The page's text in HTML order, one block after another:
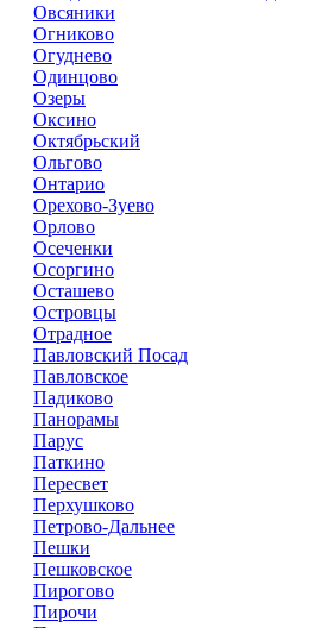
Овсяники
Огниково
Огуднево
Одинцово
Озеры
Оксино
Октябрьский
Ольгово
Онтарио
Орехово-Зуево
Орлово
Осеченки
Осоргино
Осташево
Островцы
Отрадное
Павловский Посад
Павловское
Падиково
Панорамы
Парус
Паткино
Пересвет
Перхушково
Петрово-Дальнее
Пешки
Пешковское
Пирогово
Пирочи